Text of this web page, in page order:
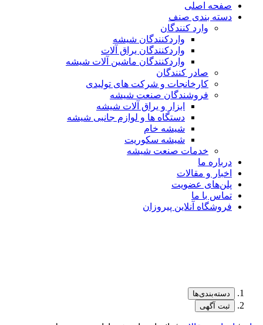
صفحه اصلی
دسته بندی صنف
وارد کنندگان
واردکنندگان شیشه
واردکنندگان یراق آلات
واردکنندگان ماشین آلات شیشه
صادر کنندگان
کارخانجات و شرکت های تولیدی
فروشندگان صنعت شیشه
ابزار و یراق آلات شیشه
دستگاه ها و لوازم جانبی شیشه
شیشه خام
شیشه سکوریت
خدمات صنعت شیشه
درباره ما
اخبار و مقالات
پلن‌های عضویت
تماس با ما
فروشگاه آنلاین پیروزان
دسته‌بندی‌ها
ثبت آگهی